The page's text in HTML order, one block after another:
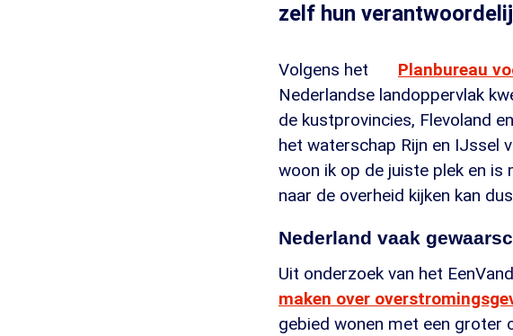
zelf hun
Volgens het Planbureau
Nederlandse landoppervlak
de kustprovincies, Flevoland
het waterschap Rijn en IJssel
woon ik op de juiste plek en is
naar de overheid kijken kan
Nederland vaak
Uit onderzoek van het
maken over
gebied wonen met een groter